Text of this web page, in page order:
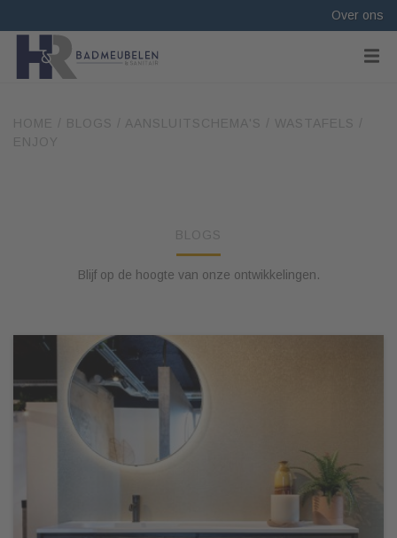
Over ons
HOME BLOGS AANSLUITSCHEMA'S WASTAFELS
ENJOY
BLOGS
Blijf op de hoogte van onze ontwikkelingen.